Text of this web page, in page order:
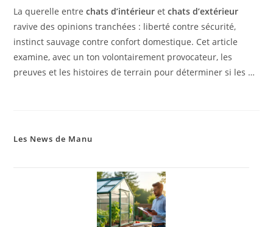
La querelle entrechats d’intérieur etchats d’extérieur
ravive des opinions tranchées : liberté contre sécurité,
instinct sauvage contre confort domestique. Cet article
examine, avec un ton volontairement provocateur, les
preuves et les histoires de terrain pour déterminer si les …
Les News de Manu